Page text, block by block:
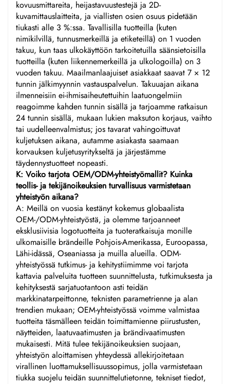
kovuusmittareita, heijastavuustestejä ja 2D-
kuvamittauslaitteita, ja viallisten osien osuus pidetään
tiukasti alle 3 %:ssa. Tavallisilla tuotteilla (kuten
nimikilvillä, tunnusmerkeillä ja etiketeillä) on 1 vuoden
takuu, kun taas ulkokäyttöön tarkoitetuilla säänsietoisilla
tuotteilla (kuten liikennemerkeillä ja ulkologoilla) on 3
vuoden takuu. Maailmanlaajuiset asiakkaat saavat 7 × 12
tunnin jälkimyynnin vastauspalvelun. Takuuajan aikana
ilmenneisiin ei-ihmisaiheutettuihin laatuongelmiin
reagoimme kahden tunnin sisällä ja tarjoamme ratkaisun
24 tunnin sisällä, mukaan lukien maksuton korjaus, vaihto
tai uudelleenvalmistus; jos tavarat vahingoittuvat
kuljetuksen aikana, autamme asiakasta saamaan
korvauksen kuljetusyritykseltä ja järjestämme
täydennystuotteet nopeasti.
K: Voiko tarjota OEM/ODM-yhteistyömallit? Kuinka
teollis- ja tekijänoikeuksien turvallisuus varmistetaan
yhteistyön aikana?
A: Meillä on vuosia kestänyt kokemus globaalista
OEM-/ODM-yhteistyöstä, ja olemme tarjoanneet
eksklusiivisia logotuotteita ja tuoteratkaisuja monille
ulkomaisille brändeille Pohjois-Amerikassa, Euroopassa,
Lähi-idässä, Oseaniassa ja muilla alueilla. ODM-
yhteistyössä tutkimus- ja kehitystiimimme voi tarjota
kattavia palveluita tuotteen suunnittelusta, tutkimuksesta ja
kehityksestä sarjatuotantoon asti teidän
markkinatarpeittonne, teknisten parametrienne ja alan
trendien mukaan; OEM-yhteistyössä voimme valmistaa
tuotteita täsmälleen teidän toimittamienne piirustusten,
näytteiden, laatuvaatimusten ja brändivaatimusten
mukaisesti. Mitä tulee tekijänoikeuksien suojaan,
yhteistyön aloittamisen yhteydessä allekirjoitetaan
virallinen luottamuksellisuussopimus, jolla varmistetaan
tiukka suojelu teidän suunnittelutietonne, tekniset tiedot,